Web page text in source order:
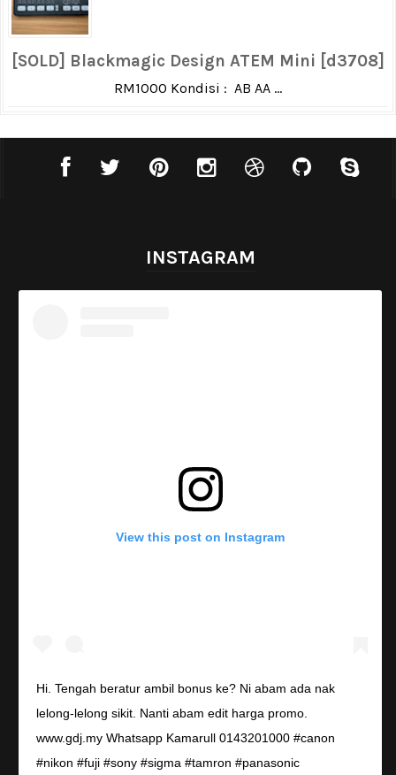
[SOLD] Blackmagic Design ATEM Mini [d3708]
RM1000 Kondisi : AB AA ...
INSTAGRAM
View this post on Instagram
Hi. Tengah beratur ambil bonus ke? Ni abam ada nak
lelong-lelong sikit. Nanti abam edit harga promo.
www.gdj.my Whatsapp Kamarull 0143201000 #canon
#nikon #fuji #sony #sigma #tamron #panasonic